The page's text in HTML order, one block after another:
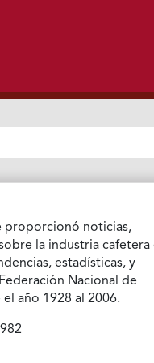
proporcionó noticias,
la industria cafetera
estadísticas, y
Nacional de
año 1928 al 2006.